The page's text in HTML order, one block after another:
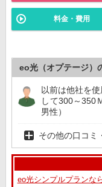
料金・費用
eo光（オプテージ）
以前は他社を
して300～350
男性）
その他の口コミ
eo光シンプルプランな